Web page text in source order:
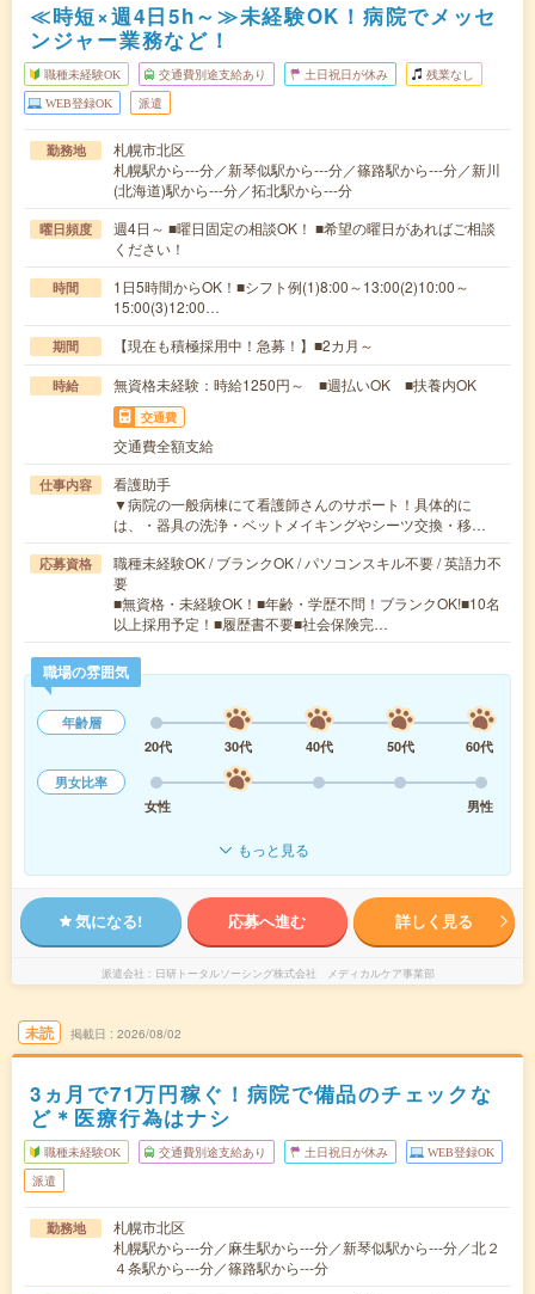
≪時短×週4日5h～≫未経験OK！病院でメッセ
ンジャー業務など！
職種未経験OK 交通費別途支給あり 土日祝日が休み 残業なし
WEB登録OK 派遣
勤務地
札幌市北区
札幌駅から---分／新琴似駅から---分／篠路駅から---分／新川
(北海道)駅から---分／拓北駅から---分
曜日頻度
週4日～ ■曜日固定の相談OK！ ■希望の曜日があればご相談
ください！
時間
1日5時間からOK！■シフト例(1)8:00～13:00(2)10:00～
15:00(3)12:00…
期間 【現在も積極採用中！急募！】■2カ月～
時給 無資格未経験：時給1250円～ ■週払いOK ■扶養内OK
交通費
交通費全額支給
仕事内容
看護助手
▼病院の一般病棟にて看護師さんのサポート！具体的に
は、・器具の洗浄・ベットメイキングやシーツ交換・移…
応募資格
職種未経験OK / ブランクOK / パソコンスキル不要 / 英語力不
要
■無資格・未経験OK！■年齢・学歴不問！ブランクOK!■10名
以上採用予定！■履歴書不要■社会保険完…
職場の雰囲気
年齢層
20代
30代 40代 50代
60代
男女比率
女性
男性
もっと見る
気になる! 応募へ進む 詳しく見る
派遣会社 日研トータルソーシング株式会社 メディカルケア事業部
未読 掲載日 2026/08/02
3ヵ月で71万円稼ぐ！病院で備品のチェックな
ど＊医療行為はナシ
職種未経験OK 交通費別途支給あり 土日祝日が休み WEB登録OK
派遣
勤務地
札幌市北区
札幌駅から---分／麻生駅から---分／新琴似駅から---分／北２
４条駅から---分／篠路駅から---分